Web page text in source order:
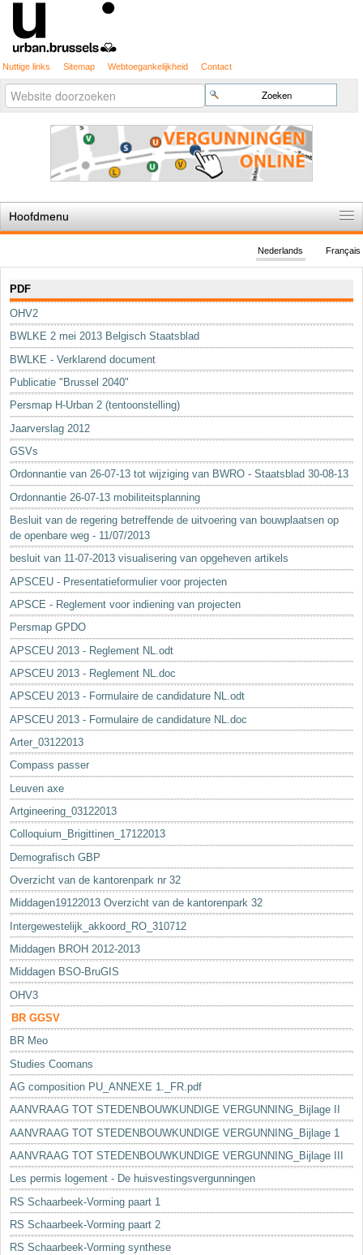
Nuttige links Sitemap Webtoegankelijkheid Contact
Zoek
Geavanceerd
zoeken...
Hoofdmenu
De spelregels
Stedenbouwkundige vergunning
Cartografie
Studies en publicaties
Sleutelwoorden
Stedenbouwkundige inlichtingen
Français
Nederlands
PDF
OHV2
BWLKE 2 mei 2013 Belgisch Staatsblad
BWLKE - Verklarend document
Publicatie "Brussel 2040"
Persmap H-Urban 2 (tentoonstelling)
Jaarverslag 2012
GSVs
Ordonnantie van 26-07-13 tot wijziging van BWRO - Staatsblad 30-08-13
Ordonnantie 26-07-13 mobiliteitsplanning
Besluit van de regering betreffende de uitvoering van bouwplaatsen op
de openbare weg - 11/07/2013
besluit van 11-07-2013 visualisering van opgeheven artikels
APSCEU - Presentatieformulier voor projecten
APSCE - Reglement voor indiening van projecten
Persmap GPDO
APSCEU 2013 - Reglement NL.odt
APSCEU 2013 - Reglement NL.doc
APSCEU 2013 - Formulaire de candidature NL.odt
APSCEU 2013 - Formulaire de candidature NL.doc
Arter_03122013
Compass passer
Leuven axe
Artgineering_03122013
Colloquium_Brigittinen_17122013
Demografisch GBP
Overzicht van de kantorenpark nr 32
Middagen19122013 Overzicht van de kantorenpark 32
Intergewestelijk_akkoord_RO_310712
Middagen BROH 2012-2013
Middagen BSO-BruGIS
OHV3
BR GGSV
BR Meo
Studies Coomans
AG composition PU_ANNEXE 1._FR.pdf
AANVRAAG TOT STEDENBOUWKUNDIGE VERGUNNING_Bijlage II
AANVRAAG TOT STEDENBOUWKUNDIGE VERGUNNING_Bijlage 1
AANVRAAG TOT STEDENBOUWKUNDIGE VERGUNNING_Bijlage III
Les permis logement - De huisvestingsvergunningen
RS Schaarbeek-Vorming paart 1
RS Schaarbeek-Vorming paart 2
RS Schaarbeek-Vorming synthese